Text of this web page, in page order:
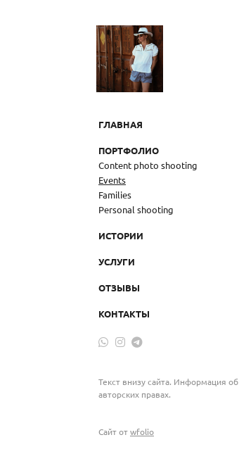
ГЛАВНАЯ
ПОРТФОЛИО
Content photo shooting
Events
Families
Personal shooting
ИСТОРИИ
УСЛУГИ
ОТЗЫВЫ
КОНТАКТЫ
Текст внизу сайта. Информация об
авторских правах.
Сайт отwfolio